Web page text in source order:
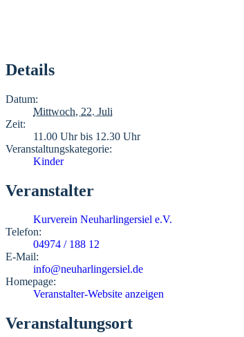
Details
Datum:
Mittwoch, 22. Juli
Zeit:
11.00 Uhr bis 12.30 Uhr
Veranstaltungskategorie:
Kinder
Veranstalter
Kurverein Neuharlingersiel e.V.
Telefon:
04974 / 188 12
E-Mail:
info@neuharlingersiel.de
Homepage:
Veranstalter-Website anzeigen
Veranstaltungsort